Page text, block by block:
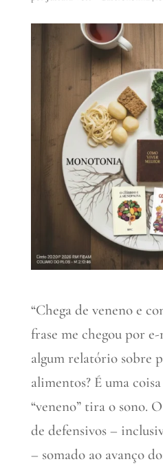
“Chega de veneno e
frase me chegou por
algum relatório sobre
alimentos? É uma
“veneno” tira o sono.
de defensivos –
– somado ao avanço